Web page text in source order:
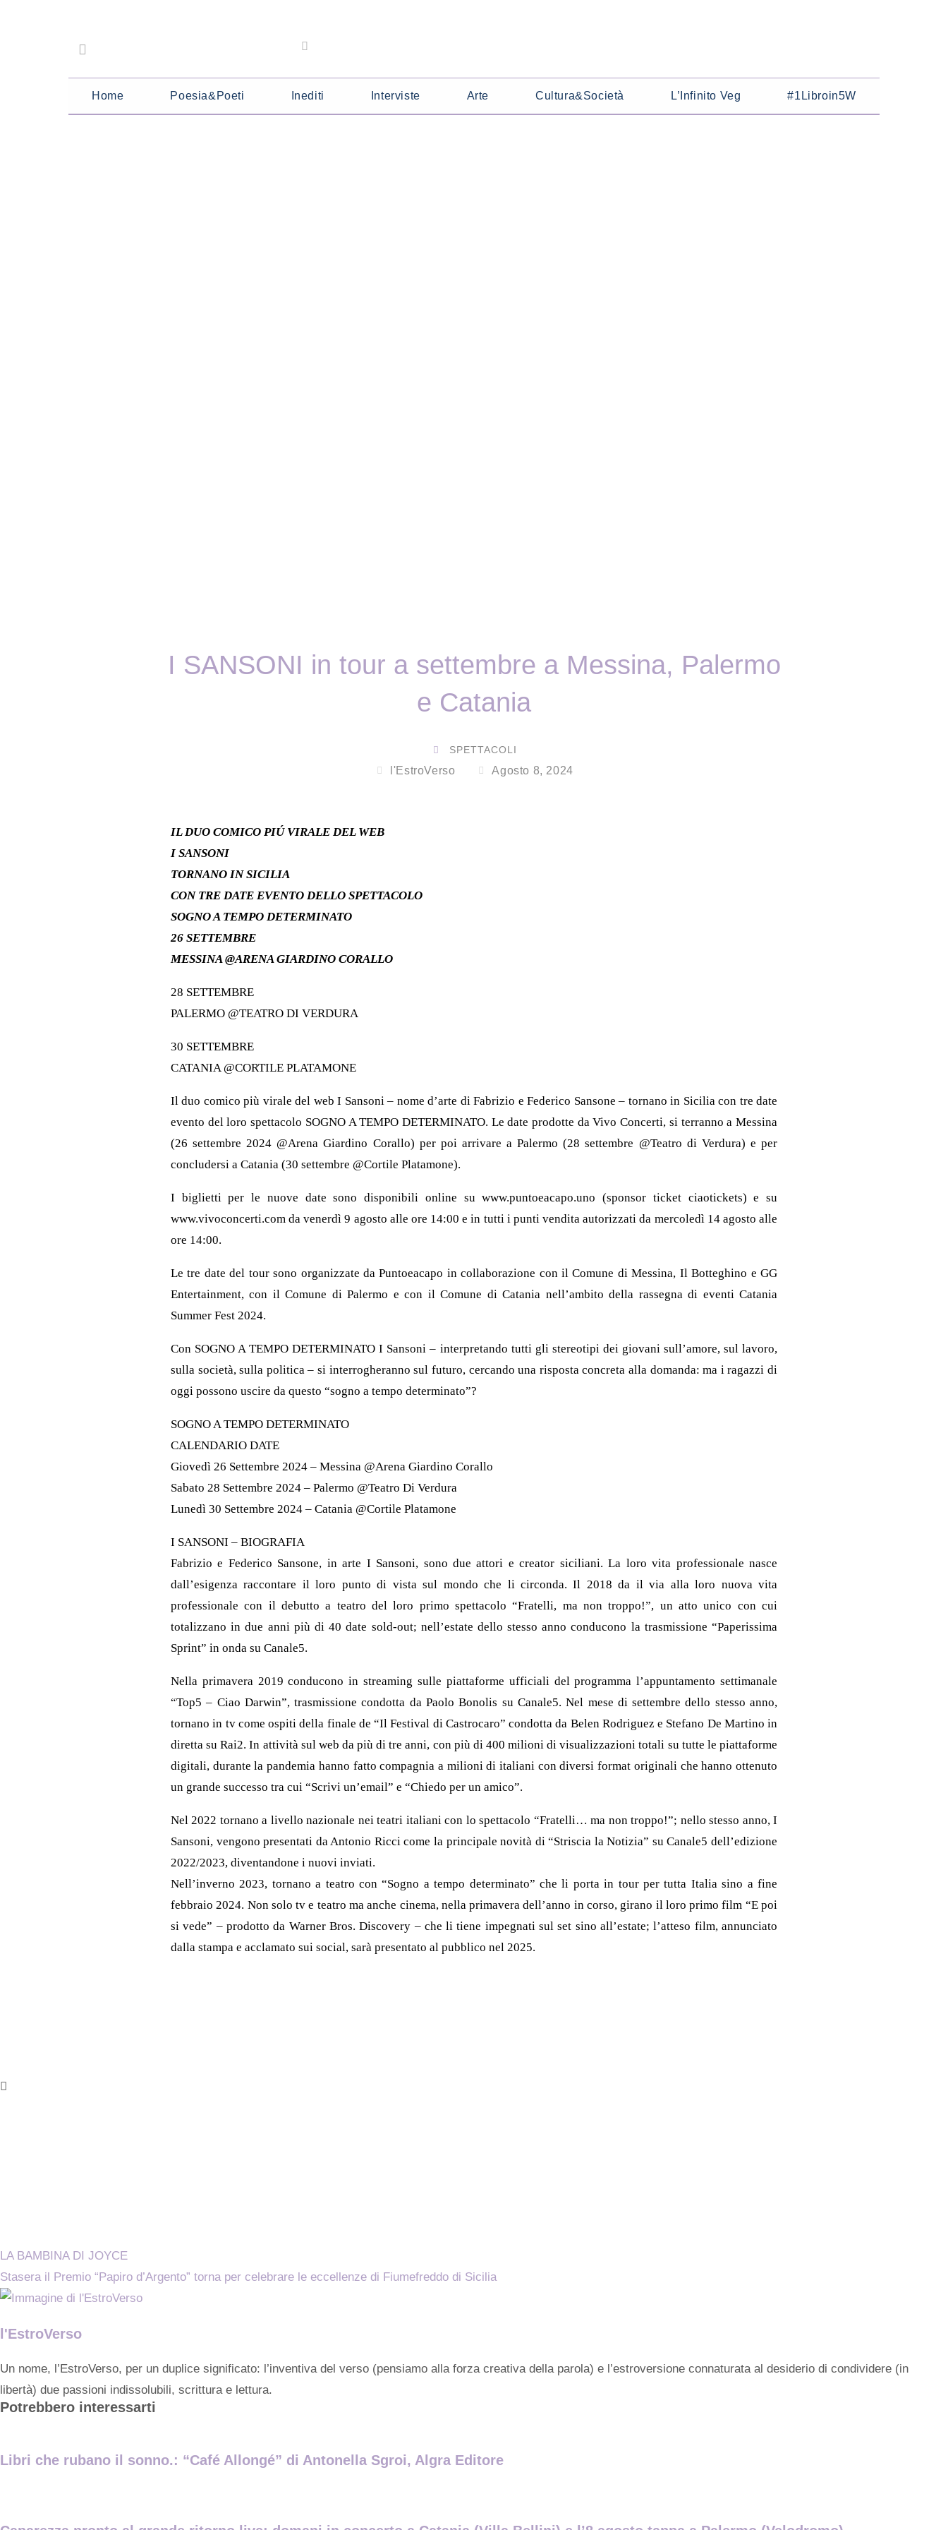
Home Poesia&Poeti Inediti Interviste Arte Cultura&Società L’Infinito Veg #1Libroin5W
I SANSONI in tour a settembre a Messina, Palermo
e Catania
SPETTACOLI
l'EstroVerso Agosto 8, 2024
IL DUO COMICO PIÚ VIRALE DEL WEB
I SANSONI
TORNANO IN SICILIA
CON TRE DATE EVENTO DELLO SPETTACOLO
SOGNO A TEMPO DETERMINATO
26 SETTEMBRE
MESSINA @ARENA GIARDINO CORALLO
28 SETTEMBRE
PALERMO @TEATRO DI VERDURA
30 SETTEMBRE
CATANIA @CORTILE PLATAMONE
Il duo comico più virale del web I Sansoni – nome d’arte di Fabrizio e Federico Sansone – tornano in Sicilia con tre date
evento del loro spettacolo SOGNO A TEMPO DETERMINATO. Le date prodotte da Vivo Concerti, si terranno a Messina
(26 settembre 2024 @Arena Giardino Corallo) per poi arrivare a Palermo (28 settembre @Teatro di Verdura) e per
concludersi a Catania (30 settembre @Cortile Platamone).
I biglietti per le nuove date sono disponibili online su www.puntoeacapo.uno (sponsor ticket ciaotickets) e su
www.vivoconcerti.com da venerdì 9 agosto alle ore 14:00 e in tutti i punti vendita autorizzati da mercoledì 14 agosto alle
ore 14:00.
Le tre date del tour sono organizzate da Puntoeacapo in collaborazione con il Comune di Messina, Il Botteghino e GG
Entertainment, con il Comune di Palermo e con il Comune di Catania nell’ambito della rassegna di eventi Catania
Summer Fest 2024.
Con SOGNO A TEMPO DETERMINATO I Sansoni – interpretando tutti gli stereotipi dei giovani sull’amore, sul lavoro,
sulla società, sulla politica – si interrogheranno sul futuro, cercando una risposta concreta alla domanda: ma i ragazzi di
oggi possono uscire da questo “sogno a tempo determinato”?
SOGNO A TEMPO DETERMINATO
CALENDARIO DATE
Giovedì 26 Settembre 2024 – Messina @Arena Giardino Corallo
Sabato 28 Settembre 2024 – Palermo @Teatro Di Verdura
Lunedì 30 Settembre 2024 – Catania @Cortile Platamone
I SANSONI – BIOGRAFIA
Fabrizio e Federico Sansone, in arte I Sansoni, sono due attori e creator siciliani. La loro vita professionale nasce
dall’esigenza raccontare il loro punto di vista sul mondo che li circonda. Il 2018 da il via alla loro nuova vita
professionale con il debutto a teatro del loro primo spettacolo “Fratelli, ma non troppo!”, un atto unico con cui
totalizzano in due anni più di 40 date sold-out; nell’estate dello stesso anno conducono la trasmissione “Paperissima
Sprint” in onda su Canale5.
Nella primavera 2019 conducono in streaming sulle piattaforme ufficiali del programma l’appuntamento settimanale
“Top5 – Ciao Darwin”, trasmissione condotta da Paolo Bonolis su Canale5. Nel mese di settembre dello stesso anno,
tornano in tv come ospiti della finale de “Il Festival di Castrocaro” condotta da Belen Rodriguez e Stefano De Martino in
diretta su Rai2. In attività sul web da più di tre anni, con più di 400 milioni di visualizzazioni totali su tutte le piattaforme
digitali, durante la pandemia hanno fatto compagnia a milioni di italiani con diversi format originali che hanno ottenuto
un grande successo tra cui “Scrivi un’email” e “Chiedo per un amico”.
Nel 2022 tornano a livello nazionale nei teatri italiani con lo spettacolo “Fratelli… ma non troppo!”; nello stesso anno, I
Sansoni, vengono presentati da Antonio Ricci come la principale novità di “Striscia la Notizia” su Canale5 dell’edizione
2022/2023, diventandone i nuovi inviati.
Nell’inverno 2023, tornano a teatro con “Sogno a tempo determinato” che li porta in tour per tutta Italia sino a fine
febbraio 2024. Non solo tv e teatro ma anche cinema, nella primavera dell’anno in corso, girano il loro primo film “E poi
si vede” – prodotto da Warner Bros. Discovery – che li tiene impegnati sul set sino all’estate; l’atteso film, annunciato
dalla stampa e acclamato sui social, sarà presentato al pubblico nel 2025.
LA BAMBINA DI JOYCE
Stasera il Premio “Papiro d’Argento” torna per celebrare le eccellenze di Fiumefreddo di Sicilia
l'EstroVerso
Un nome, l’EstroVerso, per un duplice significato: l’inventiva del verso (pensiamo alla forza creativa della parola) e l’estroversione connaturata al desiderio di condividere (in
libertà) due passioni indissolubili, scrittura e lettura.
Potrebbero interessarti
Libri che rubano il sonno.: “Café Allongé” di Antonella Sgroi, Algra Editore